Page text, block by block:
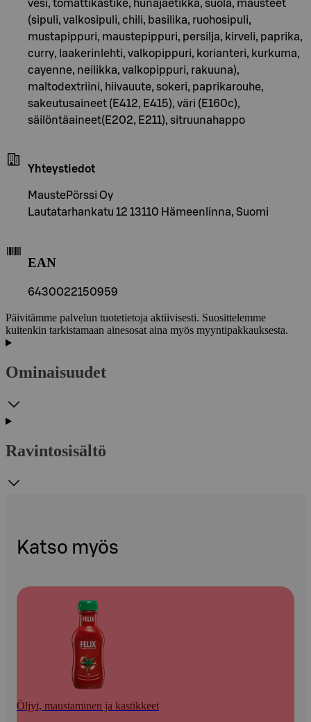
vesi, tomattikastike, hunajaetikka, suola, mausteet
(sipuli, valkosipuli, chili, basilika, ruohosipuli,
mustapippuri, maustepippuri, persilja, kirveli, paprika,
curry, laakerinlehti, valkopippuri, korianteri, kurkuma,
cayenne, neilikka, valkopippuri, rakuuna),
maltodextriini, hiivauute, sokeri, paprikarouhe,
sakeutusaineet (E412, E415), väri (E160c),
säilöntäaineet(E202, E211), sitruunahappo
Yhteystiedot
MaustePörssi Oy
Lautatarhankatu 12 13110 Hämeenlinna, Suomi
EAN
6430022150959
Päivitämme palvelun tuotetietoja aktiivisesti. Suosittelemme
kuitenkin tarkistamaan ainesosat aina myös myyntipakkauksesta.
Ominaisuudet
Ravintosisältö
Katso myös
Öljyt, maustaminen ja kastikkeet